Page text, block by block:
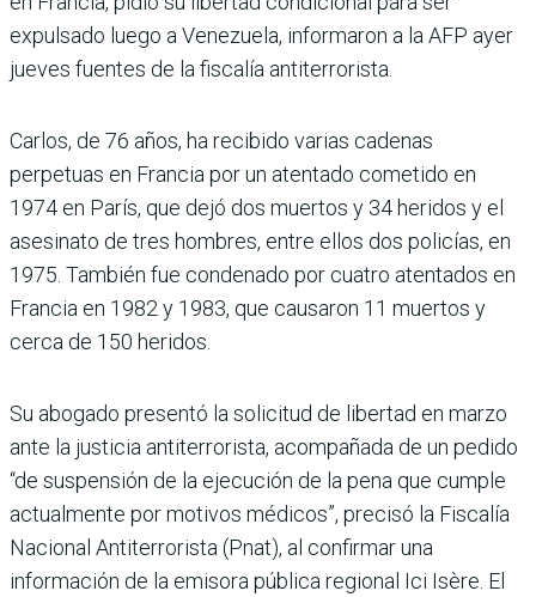
expulsado luego a Venezuela, informaron a la AFP ayer
jueves fuentes de la fiscalía antiterrorista.
Carlos, de 76 años, ha recibido varias cadenas
perpetuas en Francia por un atentado cometido en
1974 en París, que dejó dos muertos y 34 heridos y el
asesinato de tres hombres, entre ellos dos policías, en
1975. También fue condenado por cuatro atentados en
Francia en 1982 y 1983, que causaron 11 muertos y
cerca de 150 heridos.
Su abogado presentó la solicitud de libertad en marzo
ante la justicia antiterrorista, acompañada de un pedido
“de suspensión de la ejecución de la pena que cumple
actualmente por motivos médicos”, precisó la Fiscalía
Nacional Antiterrorista (Pnat), al confirmar una
información de la emisora pública regional Ici Isère. El